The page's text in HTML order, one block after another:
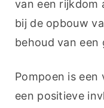
van een rijkdom
bij de opbouw
behoud van een
Pompoen is
een positieve